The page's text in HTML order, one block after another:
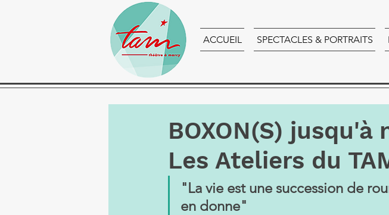
ACCUEIL SPECTACLES & PORTRAITS
BOXON(S)
Les Ateliers du
"La vie est une succession de
en donne"